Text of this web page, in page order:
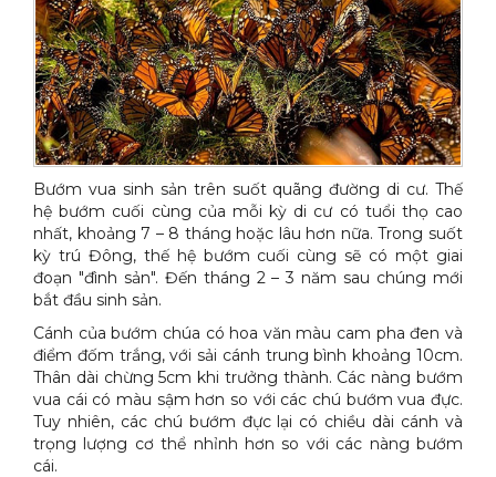
Bướm vua sinh sản trên suốt quãng đường di cư. Thế
hệ bướm cuối cùng của mỗi kỳ di cư có tuổi thọ cao
nhất, khoảng 7 – 8 tháng hoặc lâu hơn nữa. Trong suốt
kỳ trú Đông, thế hệ bướm cuối cùng sẽ có một giai
đoạn "đình sản". Đến tháng 2 – 3 năm sau chúng mới
bắt đầu sinh sản.
Cánh của bướm chúa có hoa văn màu cam pha đen và
điểm đốm trắng, với sải cánh trung bình khoảng 10cm.
Thân dài chừng 5cm khi trưởng thành. Các nàng bướm
vua cái có màu sậm hơn so với các chú bướm vua đực.
Tuy nhiên, các chú bướm đực lại có chiều dài cánh và
trọng lượng cơ thể nhỉnh hơn so với các nàng bướm
cái.